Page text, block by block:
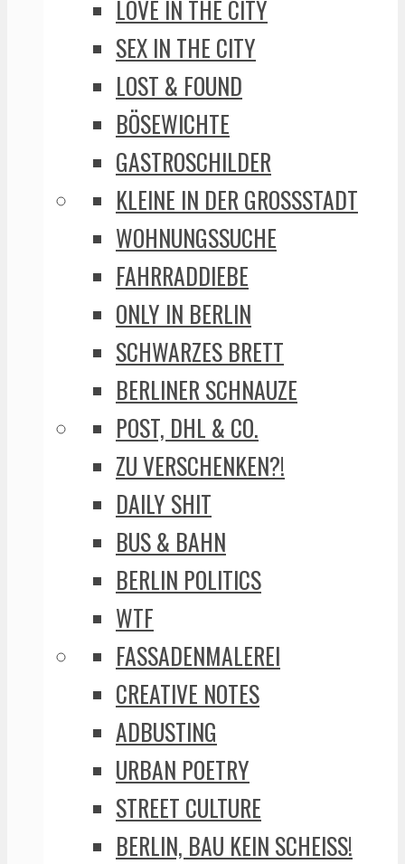
LOVE IN THE CITY
SEX IN THE CITY
LOST & FOUND
BÖSEWICHTE
GASTROSCHILDER
KLEINE IN DER GROSSSTADT
WOHNUNGSSUCHE
FAHRRADDIEBE
ONLY IN BERLIN
SCHWARZES BRETT
BERLINER SCHNAUZE
POST, DHL & CO.
ZU VERSCHENKEN?!
DAILY SHIT
BUS & BAHN
BERLIN POLITICS
WTF
FASSADENMALEREI
CREATIVE NOTES
ADBUSTING
URBAN POETRY
STREET CULTURE
BERLIN, BAU KEIN SCHEISS!